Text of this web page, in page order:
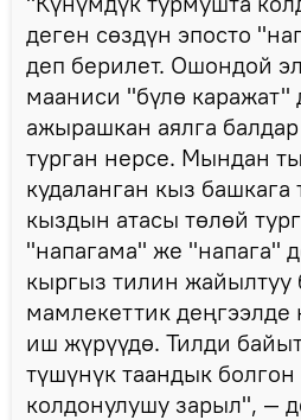
деген сөздүн эпосто
деп берилет. Ошондой
мааниси "бүлө каражат"
ажырашкан аялга
турган нерсе. Мындан
кудаланган кыз
кыздын атасы төлөй
"напагама" же "напага"
кыргыз тилин жайылтуу
мамлекеттик деңгээлде
иш жүрүүдө. Тилди
түшүнүк таандык
колдонулушу зарыл", —